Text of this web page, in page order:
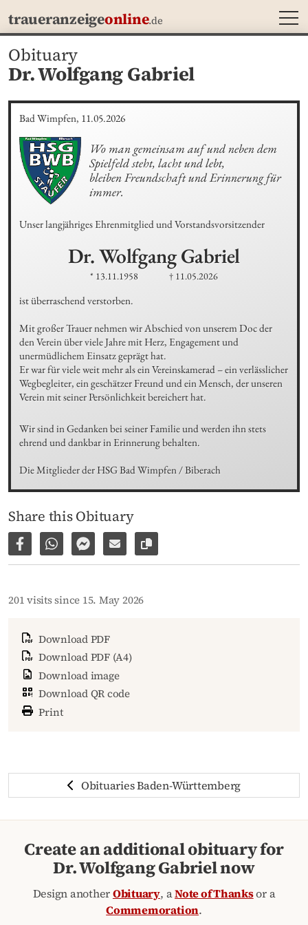
traueranzeigeonline.de
Obituary
Dr. Wolfgang Gabriel
Bad Wimpfen, 11.05.2026
Wo man gemeinsam auf und neben dem
Spielfeld steht, lacht und lebt,
bleiben Freundschaft und Erinnerung für
immer.
Unser langjähriges Ehrenmitglied und Vorstandsvorsitzender
Dr. WolfgangGabriel
* 13.11.1958 † 11.05.2026
ist überraschend verstorben.
Mit großer Trauer nehmen wir Abschied von unserem Doc der
den Verein über viele Jahre mit Herz, Engagement und
unermüdlichem Einsatz geprägt hat.
Er war für viele weit mehr als ein Vereinskamerad – ein verlässlicher
Wegbegleiter, ein geschätzer Freund und ein Mensch, der unseren
Verein mit seiner Persönlichkeit bereichert hat.
Wir sind in Gedanken bei seiner Familie und werden ihn stets
ehrend und dankbar in Erinnerung behalten.
Die Mitglieder der HSG Bad Wimpfen / Biberach
Share this Obituary
Share on Facebook
Share via WhatsApp
Share via Facebook Messenger
Share via E-Mail
Copy link to page
201 visits since 15. May 2026
Download PDF
Download PDF (A4)
Download image
Download QR code
Print
Obituaries Baden-Württemberg
Create an additional obituary for
Dr. Wolfgang Gabriel now
Design anotherObituary, aNote of Thanksor a
Commemoration.